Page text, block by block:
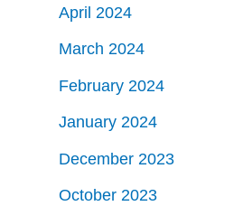
April 2024
March 2024
February 2024
January 2024
December 2023
October 2023